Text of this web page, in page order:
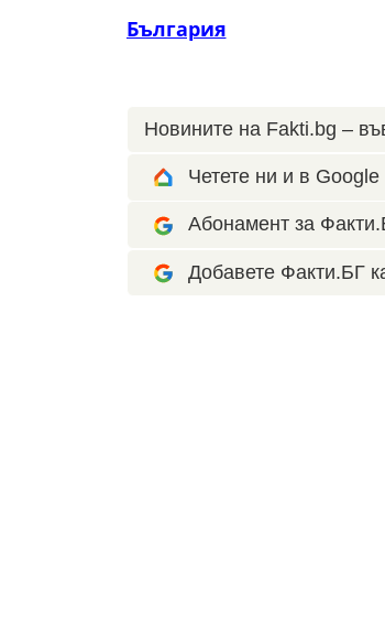
България
Новините на Fakti.bg –
Четете ни и в
Абонамент за
Добавете Факти.БГ